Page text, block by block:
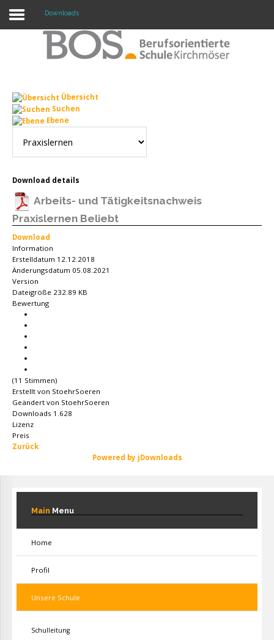
Warning: "continue" targeting switch is equivalent
Home
Profil
Unterricht
Termine
Mitwirkung
Kontakt
Downloads
Übersicht
Suchen
Ebene
Download details
Arbeits- und Tätigkeitsnachweis
Praxislernen Beliebt
Download
Information
Erstelldatum 12.12.2018
Änderungsdatum 05.08.2021
Version
Dateigröße 232.89 KB
Bewertung
(11 Stimmen)
Erstellt von StoehrSoeren
Geändert von StoehrSoeren
Downloads 1.628
Lizenz
Preis
Zurück
Powered by jDownloads
Main Menu
Home
Profil
Unsere Schule
Schulleitung